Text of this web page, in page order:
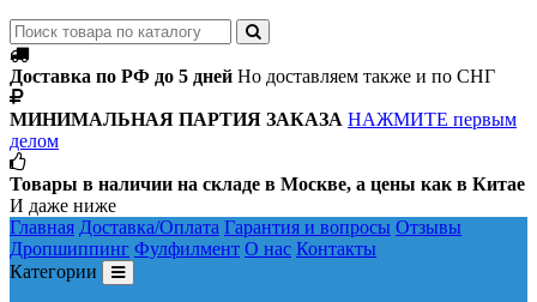
Доставка по РФ до 5 дней Но доставляем также и по СНГ
МИНИМАЛЬНАЯ ПАРТИЯ ЗАКАЗА НАЖМИТЕ первым
делом
Товары в наличии на складе в Москве, а цены как в Китае
И даже ниже
Главная Доставка/Оплата Гарантия и вопросы Отзывы
Дропшиппинг Фулфилмент О нас Контакты
Категории